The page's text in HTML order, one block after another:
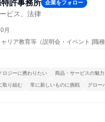
許事務所 企業をフォロー
ビス、法律
月
リア教育等（説明会・イベント [職
ロジーに携わりたい 商品・サービスの魅
取り組む 常に新しいものに挑戦 グロー